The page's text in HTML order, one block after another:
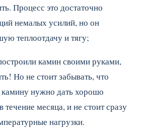
Процесс это достаточно
немалых усилий, но он
теплоотдачу и тягу;
камин своими руками,
Но не стоит забывать, что
нужно дать хорошо
месяца, и не стоит сразу
нагрузки.